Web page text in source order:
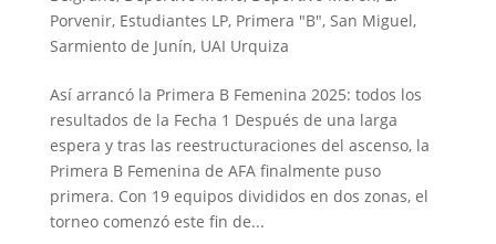
Porvenir, Estudiantes LP, Primera "B", San Miguel,
Sarmiento de Junín, UAI Urquiza
Así arrancó la Primera B Femenina 2025: todos los
resultados de la Fecha 1 Después de una larga
espera y tras las reestructuraciones del ascenso, la
Primera B Femenina de AFA finalmente puso
primera. Con 19 equipos divididos en dos zonas, el
torneo comenzó este fin de...